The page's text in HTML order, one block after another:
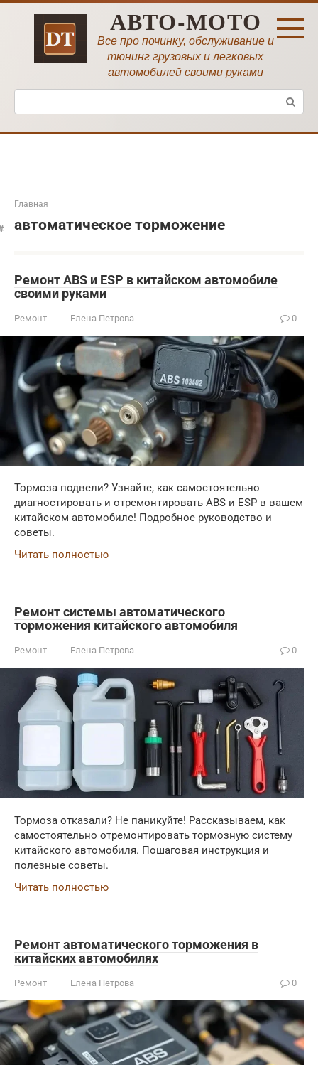
Перейти
АВТО-МОТО
Все про починку, обслуживание и
тюнинг грузовых и легковых
автомобилей своими руками
Поиск:
Главная
автоматическое торможение
Ремонт ABS и ESP в китайском автомобиле
своими руками
Ремонт Елена Петрова 0
Тормоза подвели? Узнайте, как самостоятельно
диагностировать и отремонтировать ABS и ESP в вашем
китайском автомобиле! Подробное руководство и
советы.
Читать полностью
Ремонт системы автоматического
торможения китайского автомобиля
Ремонт Елена Петрова 0
Тормоза отказали? Не паникуйте! Рассказываем, как
самостоятельно отремонтировать тормозную систему
китайского автомобиля. Пошаговая инструкция и
полезные советы.
Читать полностью
Ремонт автоматического торможения в
китайских автомобилях
Ремонт Елена Петрова 0